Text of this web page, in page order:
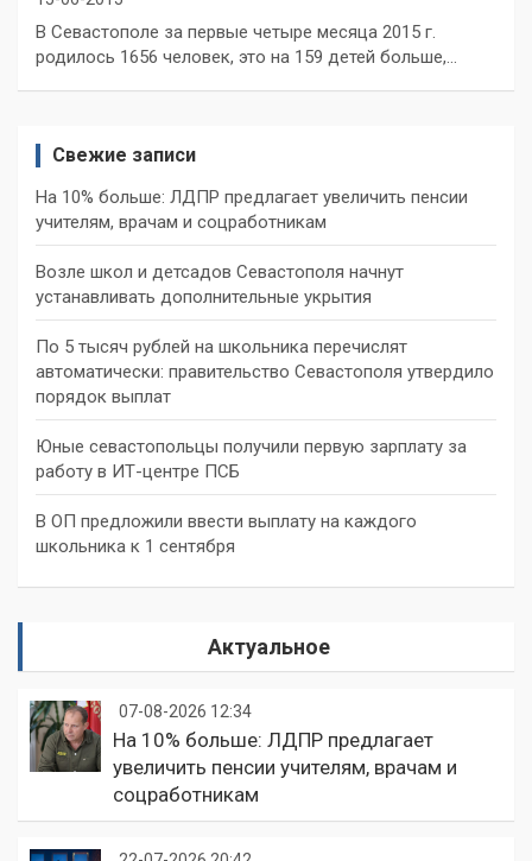
В Севастополе за первые четыре месяца 2015 г.
родилось 1656 человек, это на 159 детей больше,…
Свежие записи
На 10% больше: ЛДПР предлагает увеличить пенсии
учителям, врачам и соцработникам
Возле школ и детсадов Севастополя начнут
устанавливать дополнительные укрытия
По 5 тысяч рублей на школьника перечислят
автоматически: правительство Севастополя утвердило
порядок выплат
Юные севастопольцы получили первую зарплату за
работу в ИТ-центре ПСБ
В ОП предложили ввести выплату на каждого
школьника к 1 сентября
Актуальное
07-08-2026 12:34
На 10% больше: ЛДПР предлагает
увеличить пенсии учителям, врачам и
соцработникам